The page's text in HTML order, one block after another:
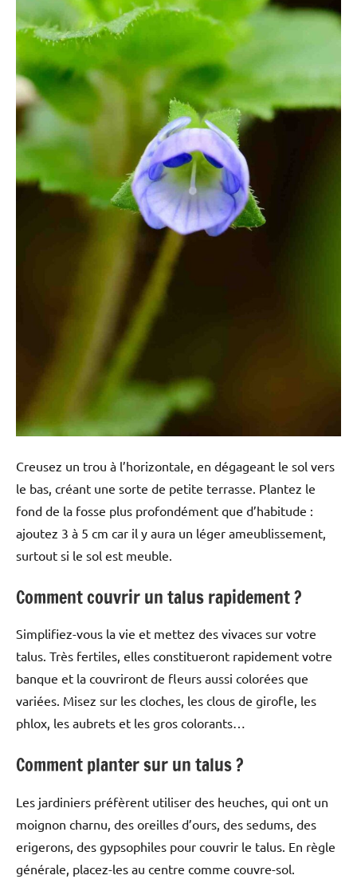
Creusez un trou à l’horizontale, en dégageant le sol vers
le bas, créant une sorte de petite terrasse. Plantez le
fond de la fosse plus profondément que d’habitude :
ajoutez 3 à 5 cm car il y aura un léger ameublissement,
surtout si le sol est meuble.
Comment couvrir un talus rapidement ?
Simplifiez-vous la vie et mettez des vivaces sur votre
talus. Très fertiles, elles constitueront rapidement votre
banque et la couvriront de fleurs aussi colorées que
variées. Misez sur les cloches, les clous de girofle, les
phlox, les aubrets et les gros colorants…
Comment planter sur un talus ?
Les jardiniers préfèrent utiliser des heuches, qui ont un
moignon charnu, des oreilles d’ours, des sedums, des
erigerons, des gypsophiles pour couvrir le talus. En règle
générale, placez-les au centre comme couvre-sol.